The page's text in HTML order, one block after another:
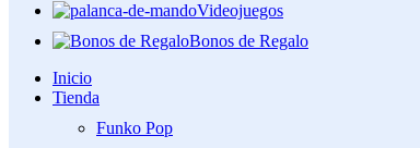
Videojuegos
Bonos de Regalo
Inicio
Tienda
Funko Pop